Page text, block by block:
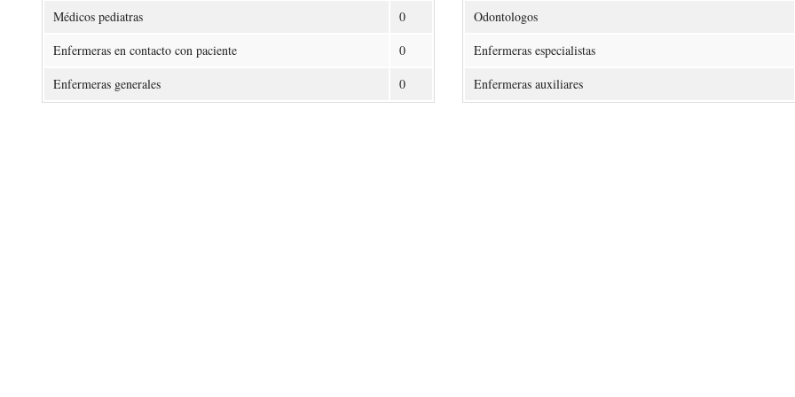
Médicos pediatras
0
Enfermeras en contacto con paciente
0
Enfermeras generales
0
Odontologos
Enfermeras especialistas
Enfermeras auxiliares